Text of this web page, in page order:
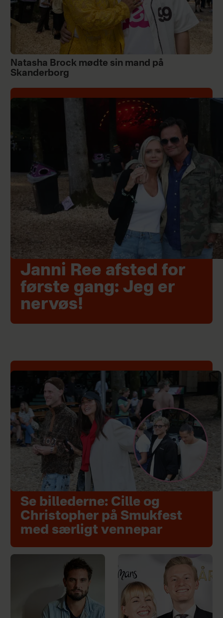
Natasha Brock mødte sin mand på
Skanderborg
Janni Ree afsted for
første gang: Jeg er
nervøs!
Se billederne: Cille og
Christopher på Smukfest
med særligt vennepar